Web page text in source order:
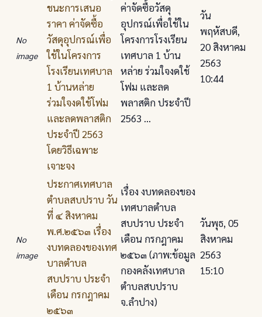
No
image
ชนะการเสนอ
ราคา ค่าจัดซื้อ
วัสดุอุปกรณ์เพื่อ
ใช้ในโครงการ
โรงเรียนเทศบาล
1 บ้านหล่าย
ร่วมใจงดใช้โฟม
และลดพลาสติก
ประจําปี 2563
โดยวิธีเฉพาะ
เจาะจง
ค่าจัดซื้อวัสดุ
อุปกรณ์เพื่อใช้ใน
โครงการโรงเรียน
เทศบาล 1 บ้าน
หล่าย ร่วมใจงดใช้
โฟม และลด
พลาสติก ประจําปี
2563 ...
วัน
พฤหัสบดี,
20 สิงหาคม
2563
10:44
No
image
ประกาศเทศบาล
ตําบลสบปราบ วัน
ที่ ๔ สิงหาคม
พ.ศ.๒๕๖๓ เรื่อง
งบทดลองของเทศ
บาลตําบล
สบปราบ ประจำ
เดือน กรกฎาคม
๒๕๖๓
เรื่อง งบทดลองของ
เทศบาลตําบล
สบปราบ ประจำ
เดือน กรกฎาคม
๒๕๖๓ (ภาพ:ข้อมูล
กองคลังเทศบาล
ตำบลสบปราบ
จ.ลำปาง)
วันพุธ, 05
สิงหาคม
2563
15:10